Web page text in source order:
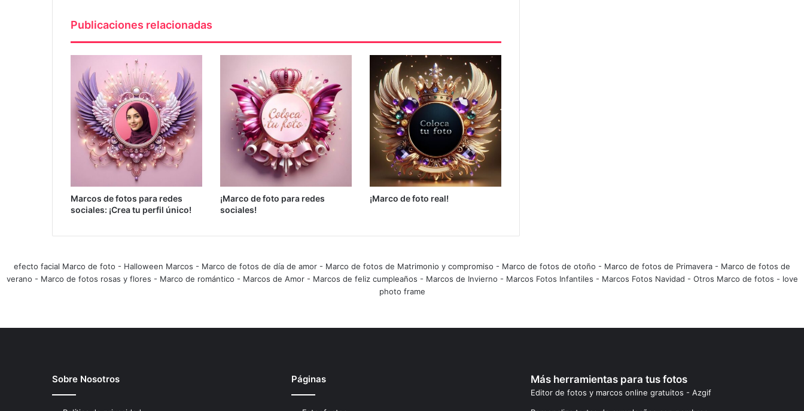
Publicaciones relacionadas
Marcos de fotos para redes
sociales: ¡Crea tu perfil único!
¡Marco de foto para redes
sociales!
¡Marco de foto real!
efecto facial Marco de foto - Halloween Marcos - Marco de fotos de día de amor - Marco de fotos de Matrimonio y compromiso - Marco de fotos de otoño - Marco de fotos de Primavera - Marco de fotos de
verano - Marco de fotos rosas y flores - Marco de romántico - Marcos de Amor- Marcos de feliz cumpleaños - Marcos de Invierno - Marcos Fotos Infantiles - Marcos Fotos Navidad - Otros Marco de fotos - love
photo frame
Sobre Nosotros Páginas Más herramientas para tus fotos
Editor de fotos y marcos online gratuitos - Azgif